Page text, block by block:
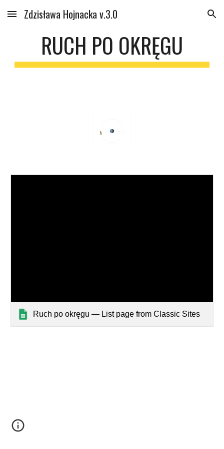
Skip to main content Skip to navigation
Zdzisława Hojnacka v.3.0
RUCH PO OKRĘGU
Ruch po okręgu — List page from Classic Sites